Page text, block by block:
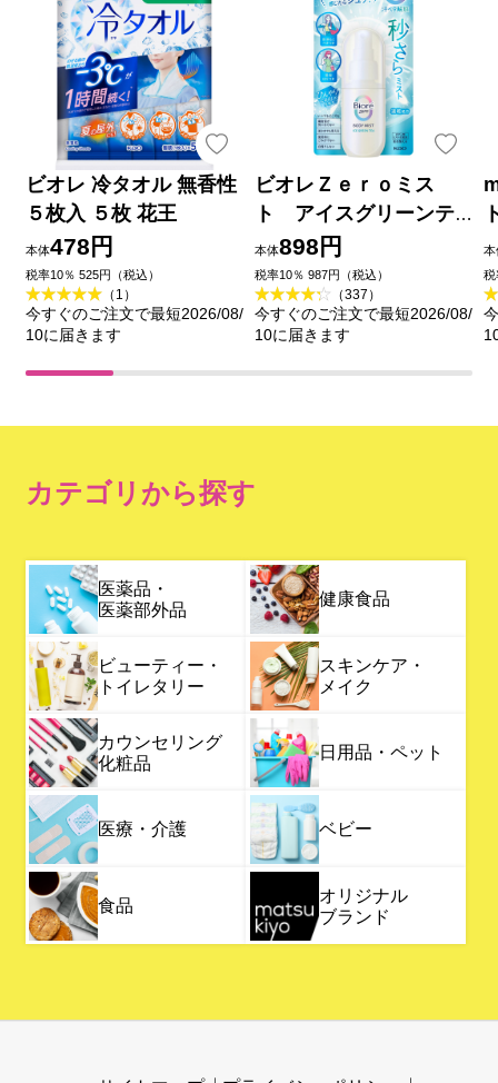
ビオレ 冷タオル 無香性
５枚入 ５枚 花王
本体478円
税率10％ 525円（税込）
（1）
今すぐのご注文で最短2026/08/
10に届きます
ビオレＺｅｒｏミス
ト アイスグリーンテ
ィーの香り ６０ｍＬ 花
王
本体898円
税率10％ 987円（税込）
（337）
今すぐのご注文で最短2026/08/
10に届きます
本
税
カテゴリから探す
医薬品・
医薬部外品
健康食品
ビューティー・
トイレタリー
スキンケア・
メイク
カウンセリング
化粧品
日用品・ペット
医療・介護 ベビー
食品
オリジナル
ブランド